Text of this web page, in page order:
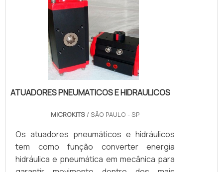
qualidade.Estrutura do engate rápido
pneumático preço benéficoUm engate
rápido pneumático preço com c.
ATUADORES PNEUMATICOS E HIDRAULICOS
MICROKITS/ SÃO PAULO - SP
Os atuadores pneumáticos e hidráulicos
tem como função converter energia
hidráulica e pneumática em mecânica para